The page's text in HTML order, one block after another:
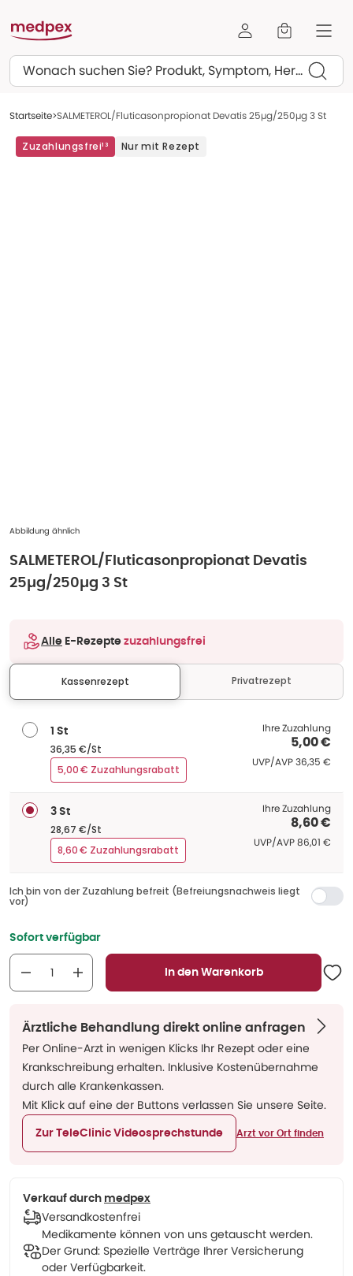
Suchen
Startseite SALMETEROL/Fluticasonpropionat Devatis 25µg/250µg 3 St
Zuzahlungsfrei¹³ Nur mit Rezept
Abbildung ähnlich
SALMETEROL/Fluticasonpropionat Devatis
25µg/250µg 3 St
Alle E-Rezepte zuzahlungsfrei
Kassenrezept Privatrezept
1 St
36,35 €/St
5,00 € Zuzahlungsrabatt
Ihre Zuzahlung
5,00 €
UVP/AVPUVP/AVP
36,35 €
3 St
28,67 €/St
8,60 € Zuzahlungsrabatt
Ihre Zuzahlung
8,60 €
UVP/AVPUVP/AVP
86,01 €
Ich bin von der Zuzahlung befreit (Befreiungsnachweis liegt
vor)
Sofort verfügbar
In den Warenkorb
Ärztliche Behandlung direkt online anfragen
Per Online-Arzt in wenigen Klicks Ihr Rezept oder eine
Krankschreibung erhalten. Inklusive Kostenübernahme
durch alle Krankenkassen.
Mit Klick auf eine der Buttons verlassen Sie unsere Seite.
Zur TeleClinic Videosprechstunde Arzt vor Ort finden
Verkauf durch medpex
Versandkostenfrei
Medikamente können von uns getauscht werden.
Der Grund: Spezielle Verträge Ihrer Versicherung
oder Verfügbarkeit.